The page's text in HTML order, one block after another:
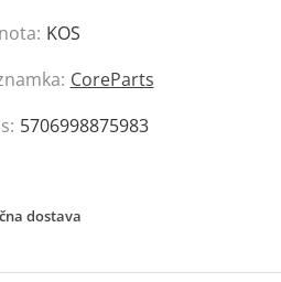
KOS
CoreParts
5706998875983
dostava